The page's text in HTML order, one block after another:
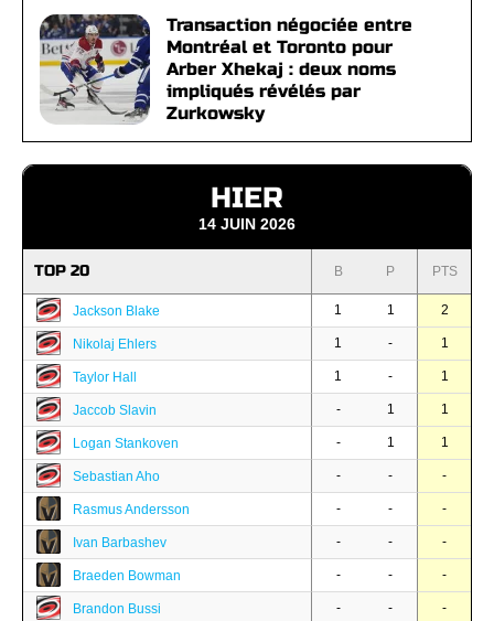
Transaction négociée entre
Montréal et Toronto pour
Arber Xhekaj : deux noms
impliqués révélés par
Zurkowsky
HIER
14 JUIN 2026
TOP 20 B P PTS
Jackson Blake 1 1 2
Nikolaj Ehlers 1 - 1
Taylor Hall 1 - 1
Jaccob Slavin - 1 1
Logan Stankoven - 1 1
Sebastian Aho - - -
Rasmus Andersson - - -
Ivan Barbashev - - -
Braeden Bowman - - -
Brandon Bussi - - -